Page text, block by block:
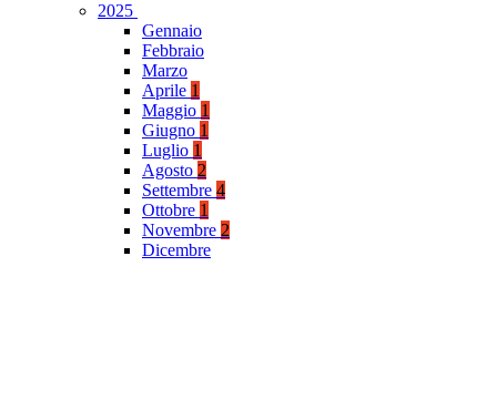
2025
Gennaio
Febbraio
Marzo
Aprile 1
Maggio 1
Giugno 1
Luglio 1
Agosto 2
Settembre 4
Ottobre 1
Novembre 2
Dicembre